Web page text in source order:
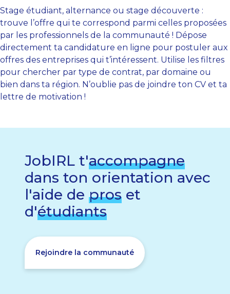
Stage étudiant, alternance ou stage découverte :
trouve l’offre qui te correspond parmi celles proposées
par les professionnels de la communauté ! Dépose
directement ta candidature en ligne pour postuler aux
offres des entreprises qui t’intéressent. Utilise les filtres
pour chercher par type de contrat, par domaine ou
bien dans ta région. N’oublie pas de joindre ton CV et ta
lettre de motivation !
JobIRL t'accompagne
dans ton orientation avec
l'aide de pros et
d'étudiants
Rejoindre la communauté